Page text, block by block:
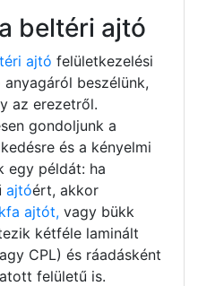
beltéri ajtó
ajtó felületkezelési
beszélünk,
az erezetről.
gondoljunk a
és a kényelmi
egy példát: ha
ajtóért, akkor
ajtót, vagy bükk
kétféle laminált
CPL) és ráadásként
felületű is.